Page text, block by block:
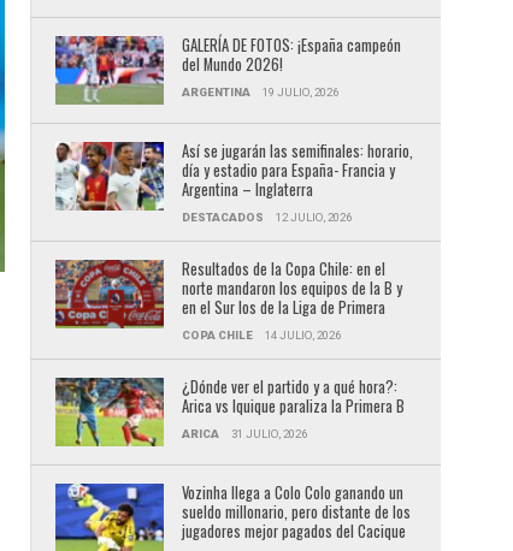
GALERÍA DE FOTOS: ¡España campeón
del Mundo 2026!
ARGENTINA 19 JULIO, 2026
Así se jugarán las semifinales: horario,
día y estadio para España- Francia y
Argentina – Inglaterra
DESTACADOS 12 JULIO, 2026
Resultados de la Copa Chile: en el
norte mandaron los equipos de la B y
en el Sur los de la Liga de Primera
COPA CHILE 14 JULIO, 2026
¿Dónde ver el partido y a qué hora?:
Arica vs Iquique paraliza la Primera B
ARICA 31 JULIO, 2026
Vozinha llega a Colo Colo ganando un
sueldo millonario, pero distante de los
jugadores mejor pagados del Cacique